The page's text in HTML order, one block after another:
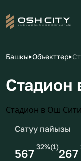
Башкы Объекттер
Стадион
Стадион в Ош Сити
Сатуу пайызы
567
32%(1)
267